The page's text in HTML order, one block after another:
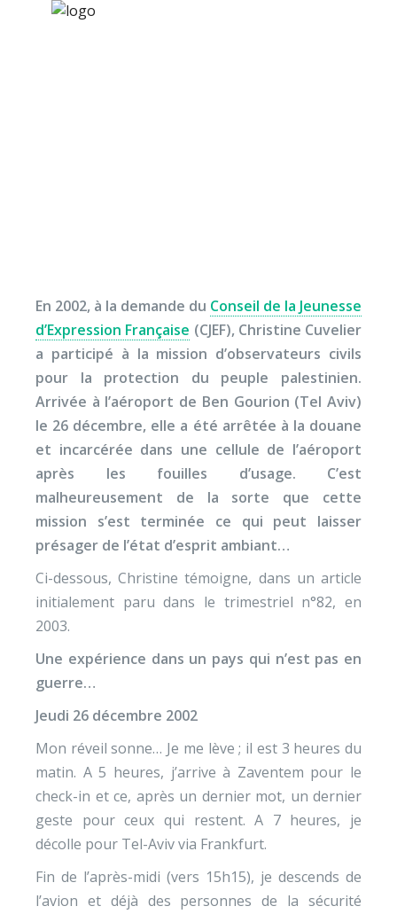
En 2002, à la demande du Conseil de la Jeunesse
d’Expression Française (CJEF), Christine Cuvelier
a participé à la mission d’observateurs civils
pour la protection du peuple palestinien.
Arrivée à l’aéroport de Ben Gourion (Tel Aviv)
le 26 décembre, elle a été arrêtée à la douane
et incarcérée dans une cellule de l’aéroport
après les fouilles d’usage. C’est
malheureusement de la sorte que cette
mission s’est terminée ce qui peut laisser
présager de l’état d’esprit ambiant…
Ci-dessous, Christine témoigne, dans un article
initialement paru dans le trimestriel n°82, en
2003.
Une expérience dans un pays qui n’est pas en
guerre…
Jeudi 26 décembre 2002
Mon réveil sonne… Je me lève ; il est 3 heures du
matin. A 5 heures, j’arrive à Zaventem pour le
check-in et ce, après un dernier mot, un dernier
geste pour ceux qui restent. A 7 heures, je
décolle pour Tel-Aviv via Frankfurt.
Fin de l’après-midi (vers 15h15), je descends de
l’avion et déjà des personnes de la sécurité